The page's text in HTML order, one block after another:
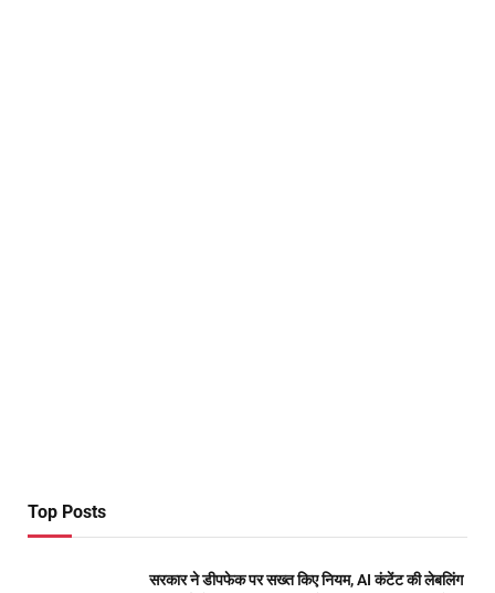
Top Posts
सरकार ने डीपफेक पर सख्त किए नियम, AI कंटेंट की लेबलिंग